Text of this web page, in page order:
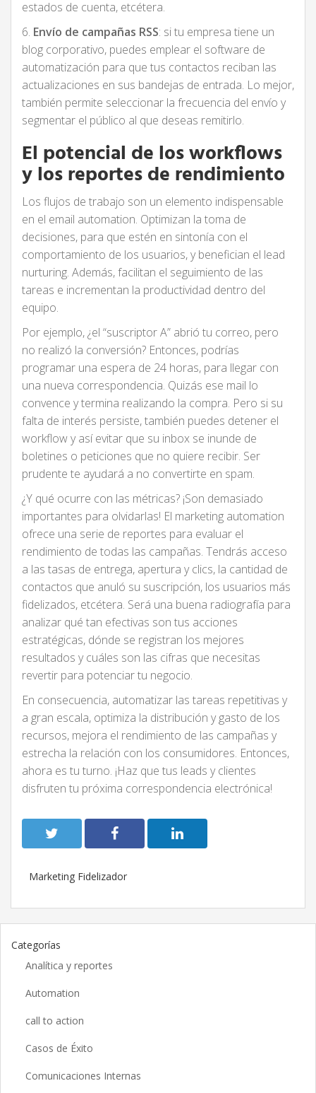
estados de cuenta, etcétera.
6. Envío de campañas RSS: si tu empresa tiene un
blog corporativo, puedes emplear el software de
automatización para que tus contactos reciban las
actualizaciones en sus bandejas de entrada. Lo mejor,
también permite seleccionar la frecuencia del envío y
segmentar el público al que deseas remitirlo.
El potencial de los workflows
y los reportes de rendimiento
Los flujos de trabajo son un elemento indispensable
en el email automation. Optimizan la toma de
decisiones, para que estén en sintonía con el
comportamiento de los usuarios, y benefician el lead
nurturing. Además, facilitan el seguimiento de las
tareas e incrementan la productividad dentro del
equipo.
Por ejemplo, ¿el “suscriptor A” abrió tu correo, pero
no realizó la conversión? Entonces, podrías
programar una espera de 24 horas, para llegar con
una nueva correspondencia. Quizás ese mail lo
convence y termina realizando la compra. Pero si su
falta de interés persiste, también puedes detener el
workflow y así evitar que su inbox se inunde de
boletines o peticiones que no quiere recibir. Ser
prudente te ayudará a no convertirte en spam.
¿Y qué ocurre con las métricas? ¡Son demasiado
importantes para olvidarlas! El marketing automation
ofrece una serie de reportes para evaluar el
rendimiento de todas las campañas. Tendrás acceso
a las tasas de entrega, apertura y clics, la cantidad de
contactos que anuló su suscripción, los usuarios más
fidelizados, etcétera. Será una buena radiografía para
analizar qué tan efectivas son tus acciones
estratégicas, dónde se registran los mejores
resultados y cuáles son las cifras que necesitas
revertir para potenciar tu negocio.
En consecuencia, automatizar las tareas repetitivas y
a gran escala, optimiza la distribución y gasto de los
recursos, mejora el rendimiento de las campañas y
estrecha la relación con los consumidores. Entonces,
ahora es tu turno. ¡Haz que tus leads y clientes
disfruten tu próxima correspondencia electrónica!
Marketing Fidelizador
Categorías
Analítica y reportes
Automation
call to action
Casos de Éxito
Comunicaciones Internas